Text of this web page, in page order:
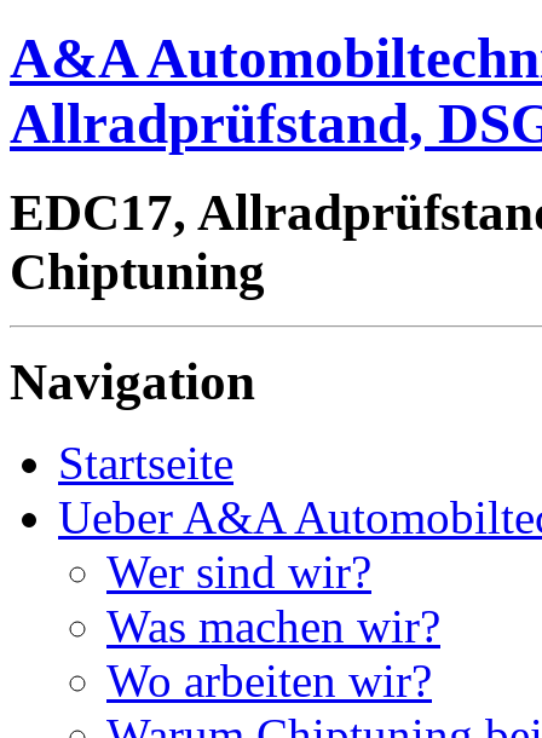
A&A
Allradprüfstand,
EDC17,
Chiptuning
Navigation
Startseite
Ueber A&A
Wer sind wir?
Was machen wir?
Wo arbeiten wir?